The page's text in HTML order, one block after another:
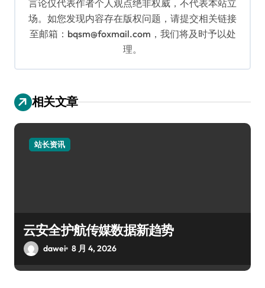
言论仅代表作者个人观点绝非权威，不代表本站立
场。如您发现内容存在版权问题，请提交相关链接
至邮箱：bqsm@foxmail.com，我们将及时予以处
理。
相关文章
站长资讯
云安全护航传媒数据新趋势
dawei 8 月 4, 2026